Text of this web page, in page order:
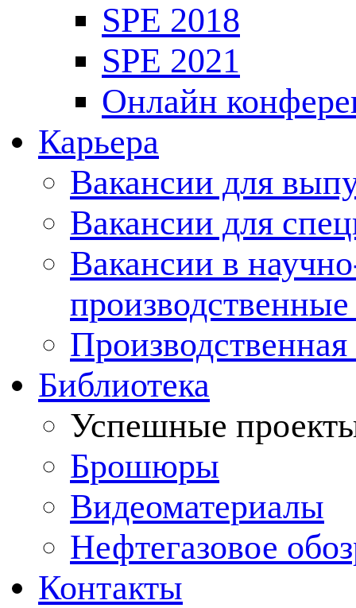
SPE 2018
SPE 2021
Онлайн
Карьера
Вакансии для
Вакансии для
Вакансии в
Производственная
Библиотека
Успешные
Брошюры
Видеоматериалы
Нефтегазовое
Контакты